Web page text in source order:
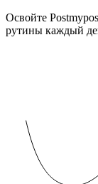
Освойте
рутины каждый